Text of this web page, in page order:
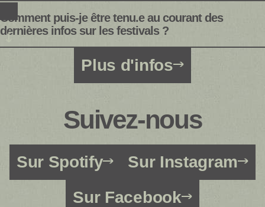
Comment puis-je être tenu.e au courant des
dernières infos sur les festivals ?
Plus d'infos
Suivez-nous
Sur Spotify
Sur Instagram
Sur Facebook